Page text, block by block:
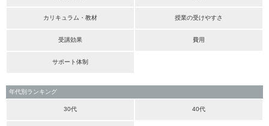
カリキュラム・教材 授業の受けやすさ
受講効果 費用
サポート体制
年代別ランキング
30代 40代